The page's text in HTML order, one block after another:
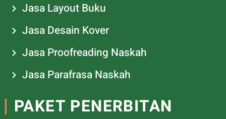
Jasa Layout Buku
Jasa Desain Kover
Jasa Proofreading Naskah
Jasa Parafrasa Naskah
PAKET PENERBITAN